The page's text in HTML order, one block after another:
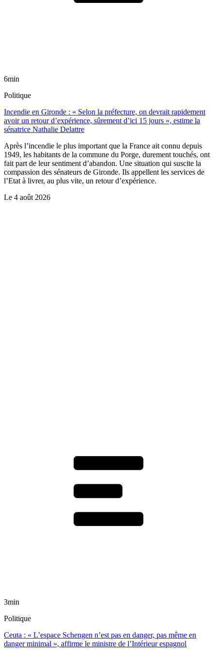
6min
Politique
Incendie en Gironde : « Selon la préfecture, on devrait rapidement
avoir un retour d’expérience, sûrement d’ici 15 jours », estime la
sénatrice Nathalie Delattre
Après l’incendie le plus important que la France ait connu depuis
1949, les habitants de la commune du Porge, durement touchés, ont
fait part de leur sentiment d’abandon. Une situation qui suscite la
compassion des sénateurs de Gironde. Ils appellent les services de
l’Etat à livrer, au plus vite, un retour d’expérience.
Le 4 août 2026
3min
Politique
Ceuta : « L’espace Schengen n’est pas en danger, pas même en
danger minimal », affirme le ministre de l’Intérieur espagnol